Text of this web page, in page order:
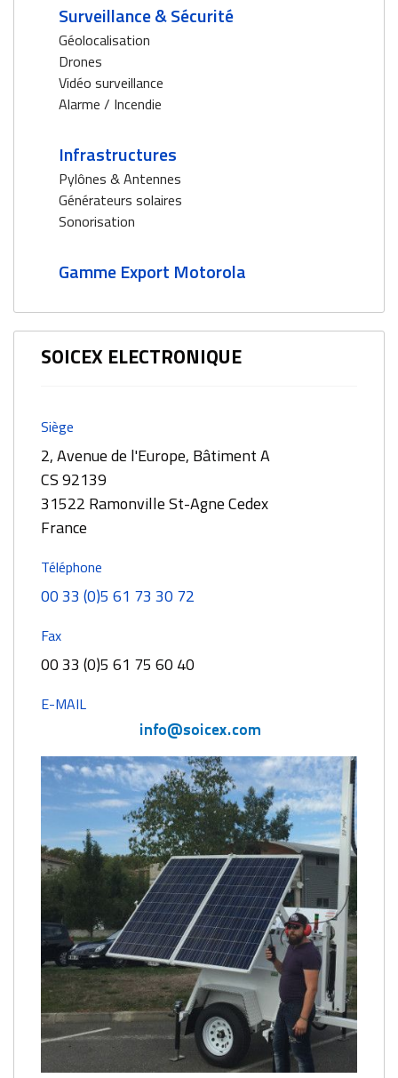
Surveillance & Sécurité
Géolocalisation
Drones
Vidéo surveillance
Alarme / Incendie
Infrastructures
Pylônes & Antennes
Générateurs solaires
Sonorisation
Gamme Export Motorola
SOICEX ELECTRONIQUE
Siège
2, Avenue de l'Europe, Bâtiment A
CS 92139
31522 Ramonville St-Agne Cedex
France
Téléphone
00 33 (0)5 61 73 30 72
Fax
00 33 (0)5 61 75 60 40
E-MAIL